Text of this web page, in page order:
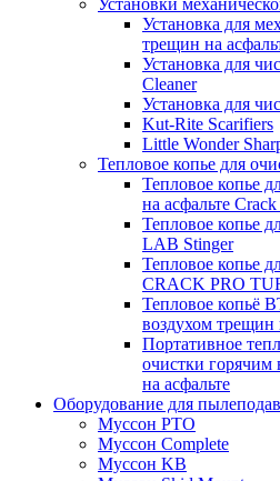
Установки
Установка для
трещин на
Установка для
Cleaner
Установка для
Kut-Rite Scarifiers
Little Wonder
Тепловое копье для
Тепловое копье
на асфальте
Тепловое копье
LAB Stinger
Тепловое копье
CRACK PRO
Тепловое копьё
воздухом трещин
Портативное
очистки
на асфальте
Оборудование для
Муссон PTO
Муссон Complete
Муссон KB